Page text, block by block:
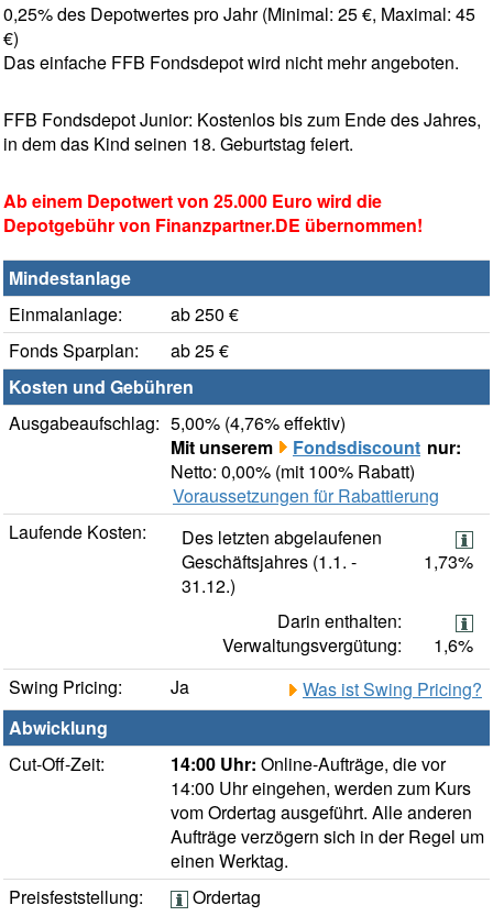
0,25% des Depotwertes pro Jahr (Minimal: 25 €, Maximal: 45
€)
Das einfache FFB Fondsdepot wird nicht mehr angeboten.
FFB Fondsdepot Junior: Kostenlos bis zum Ende des Jahres,
in dem das Kind seinen 18. Geburtstag feiert.
Ab einem Depotwert von 25.000 Euro wird die
Depotgebühr von Finanzpartner.DE übernommen!
Mindestanlage
Einmalanlage:
ab 250 €
Fonds Sparplan:
ab 25 €
Kosten und Gebühren
Ausgabeaufschlag: 5,00% (4,76% effektiv)
Mit unserem
Fondsdiscount nur:
Netto: 0,00% (mit 100% Rabatt)
Voraussetzungen für Rabattierung
Laufende Kosten:
Des letzten abgelaufenen
Geschäftsjahres (1.1. -
31.12.)
1,73%
Darin enthalten:
Verwaltungsvergütung:
1,6%
Swing Pricing:
Ja
Was ist Swing Pricing?
Abwicklung
Cut-Off-Zeit:
14:00 Uhr: Online-Aufträge, die vor
14:00 Uhr eingehen, werden zum Kurs
vom Ordertag ausgeführt. Alle anderen
Aufträge verzögern sich in der Regel um
einen Werktag.
Preisfeststellung:
Ordertag